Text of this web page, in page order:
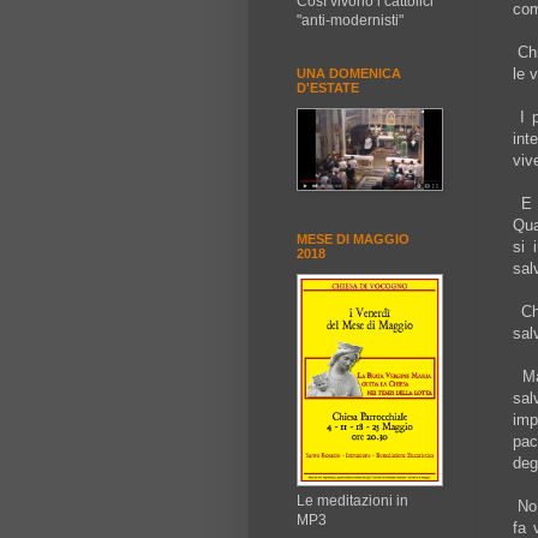
le
I
E
si
fa
"anti-modernisti"
UNA DOMENICA
D'ESTATE
MESE DI MAGGIO
2018
Le meditazioni in
MP3